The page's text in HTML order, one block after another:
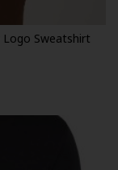
Sweatshirt